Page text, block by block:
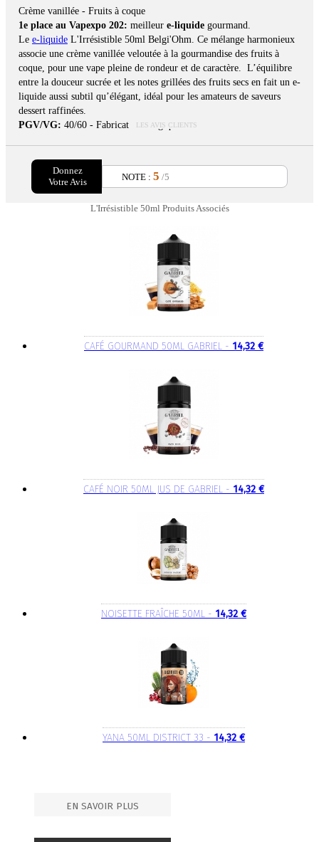
Crème vanillée - Fruits à coque
1e place au Vapexpo 202: meilleur e-liquidegourmand.
Le e-liquideL'Irrésistible 50ml Belgi'Ohm. Ce mélange harmonieux
associe une crème vanillée veloutée à la gourmandise des fruits à
coque, pour une vape pleine de rondeur et de caractère. L’équilibre
entre la douceur sucrée et les notes grillées des fruits secs en fait un e-
liquide aussi subtil qu’élégant, idéal pour les amateurs de saveurs
dessert raffinées.
PGV/VG: 40/60 - Fabrication Belgique
LES AVIS CLIENTS
Donnez
Votre Avis
NOTE : 5 /5
L'Irrésistible 50ml Produits Associés
CAFÉ GOURMAND 50ML GABRIEL - 14,32 €
CAFÉ NOIR 50ML JUS DE GABRIEL - 14,32 €
NOISETTE FRAÎCHE 50ML - 14,32 €
YANA 50ML DISTRICT 33 - 14,32 €
EN SAVOIR PLUS